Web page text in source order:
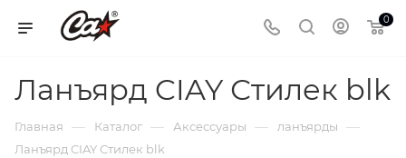
0
Ланъярд CIAY Стилек blk
Главная — Каталог — Аксессуары — ланъярды —
Ланъярд CIAY Стилек blk